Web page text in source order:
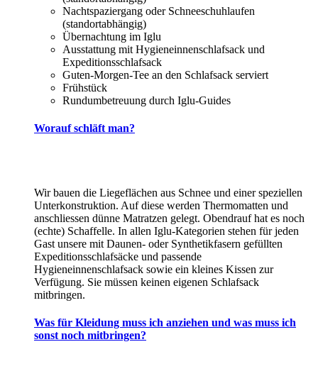
Nachtspaziergang oder Schneeschuhlaufen
(standortabhängig)
Übernachtung im Iglu
Ausstattung mit Hygieneinnenschlafsack und
Expeditionsschlafsack
Guten-Morgen-Tee an den Schlafsack serviert
Frühstück
Rundumbetreuung durch Iglu-Guides
Worauf schläft man?
Wir bauen die Liegeflächen aus Schnee und einer speziellen
Unterkonstruktion. Auf diese werden Thermomatten und
anschliessen dünne Matratzen gelegt. Obendrauf hat es noch
(echte) Schaffelle. In allen Iglu-Kategorien stehen für jeden
Gast unsere mit Daunen- oder Synthetikfasern gefüllten
Expeditionsschlafsäcke und passende
Hygieneinnenschlafsack sowie ein kleines Kissen zur
Verfügung. Sie müssen keinen eigenen Schlafsack
mitbringen.
Was für Kleidung muss ich anziehen und was muss ich
sonst noch mitbringen?